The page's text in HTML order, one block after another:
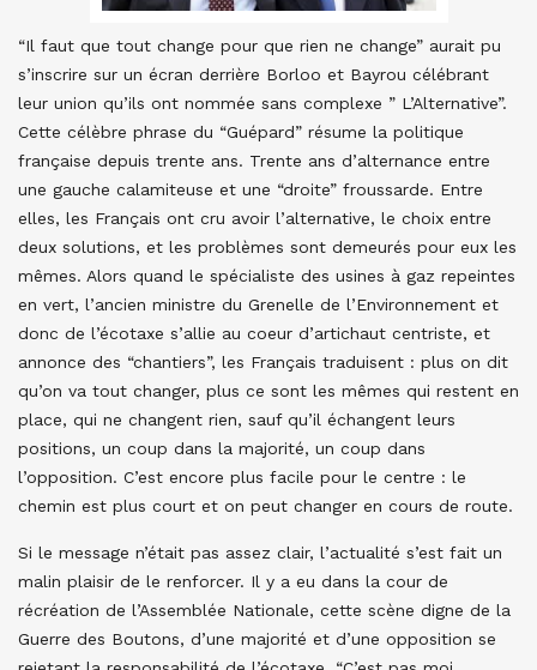
“Il faut que tout change pour que rien ne change” aurait pu
s’inscrire sur un écran derrière Borloo et Bayrou célébrant
leur union qu’ils ont nommée sans complexe ” L’Alternative”.
Cette célèbre phrase du “Guépard” résume la politique
française depuis trente ans. Trente ans d’alternance entre
une gauche calamiteuse et une “droite” froussarde. Entre
elles, les Français ont cru avoir l’alternative, le choix entre
deux solutions, et les problèmes sont demeurés pour eux les
mêmes. Alors quand le spécialiste des usines à gaz repeintes
en vert, l’ancien ministre du Grenelle de l’Environnement et
donc de l’écotaxe s’allie au coeur d’artichaut centriste, et
annonce des “chantiers”, les Français traduisent : plus on dit
qu’on va tout changer, plus ce sont les mêmes qui restent en
place, qui ne changent rien, sauf qu’il échangent leurs
positions, un coup dans la majorité, un coup dans
l’opposition. C’est encore plus facile pour le centre : le
chemin est plus court et on peut changer en cours de route.
Si le message n’était pas assez clair, l’actualité s’est fait un
malin plaisir de le renforcer. Il y a eu dans la cour de
récréation de l’Assemblée Nationale, cette scène digne de la
Guerre des Boutons, d’une majorité et d’une opposition se